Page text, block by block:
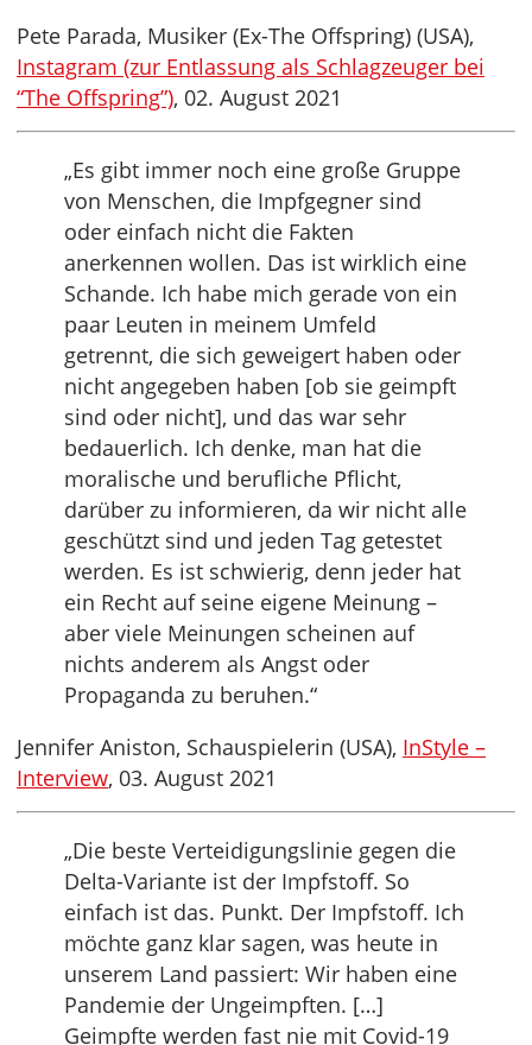
Pete Parada, Musiker (Ex-The Offspring) (USA),
Instagram (zur Entlassung als Schlagzeuger bei
“The Offspring”), 02. August 2021
„Es gibt immer noch eine große Gruppe
von Menschen, die Impfgegner sind
oder einfach nicht die Fakten
anerkennen wollen. Das ist wirklich eine
Schande. Ich habe mich gerade von ein
paar Leuten in meinem Umfeld
getrennt, die sich geweigert haben oder
nicht angegeben haben [ob sie geimpft
sind oder nicht], und das war sehr
bedauerlich. Ich denke, man hat die
moralische und berufliche Pflicht,
darüber zu informieren, da wir nicht alle
geschützt sind und jeden Tag getestet
werden. Es ist schwierig, denn jeder hat
ein Recht auf seine eigene Meinung –
aber viele Meinungen scheinen auf
nichts anderem als Angst oder
Propaganda zu beruhen.“
Jennifer Aniston, Schauspielerin (USA), InStyle –
Interview, 03. August 2021
„Die beste Verteidigungslinie gegen die
Delta-Variante ist der Impfstoff. So
einfach ist das. Punkt. Der Impfstoff. Ich
möchte ganz klar sagen, was heute in
unserem Land passiert: Wir haben eine
Pandemie der Ungeimpften. […]
Geimpfte werden fast nie mit Covid-19